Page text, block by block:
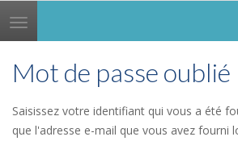
Toggle
navigation
Mot de passe oublié
Saisissez votre identifiant qui vous a été
que l'adresse e-mail que vous avez fourni